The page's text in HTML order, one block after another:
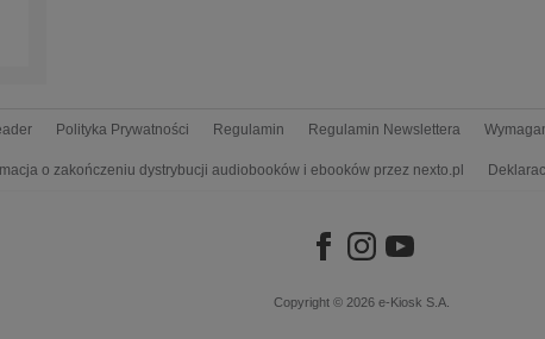
Polityka Prywatności Regulamin Regulamin Newslettera
o zakończeniu dystrybucji audiobooków i ebooków przez nexto.pl
Copyright © 2026 e-Kiosk S.A.